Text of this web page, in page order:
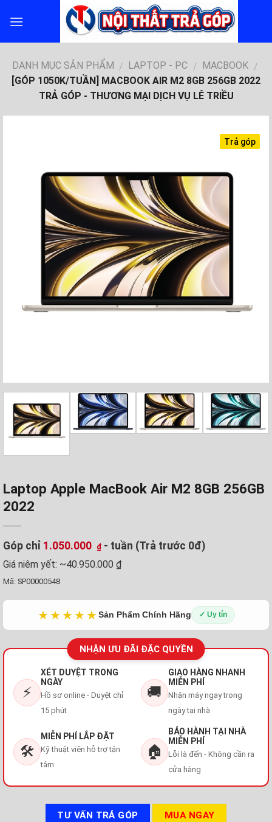
DANH MỤC SẢN PHẨM / LAPTOP - PC / MACBOOK /
[GÓP 1050K/TUẦN] MACBOOK AIR M2 8GB 256GB 2022
TRẢ GÓP - THƯƠNG MẠI DỊCH VỤ LÊ TRIỀU
Trả góp
Laptop Apple MacBook Air M2 8GB 256GB
2022
Góp chỉ 1.050.000 ₫ - tuần (Trả trước 0đ)
Giá niêm yết: ~40.950.000 ₫
Mã: SP00000548
★★★★★Sản Phẩm Chính Hãng ✓ Uy tín
NHẬN ƯU ĐÃI ĐẶC QUYỀN
⚡
XÉT DUYỆT TRONG
NGÀY
Hồ sơ online - Duyệt chỉ
15 phút
🚚
GIAO HÀNG NHANH
MIỄN PHÍ
Nhận máy ngay trong
ngày tại nhà
🛠️
MIỄN PHÍ LẮP ĐẶT
Kỹ thuật viên hỗ trợ tận
tâm
🏠
BẢO HÀNH TẠI NHÀ
MIỄN PHÍ
Lỗi là đến - Không cần ra
cửa hàng
TƯ VẤN TRẢ GÓP MUA NGAY